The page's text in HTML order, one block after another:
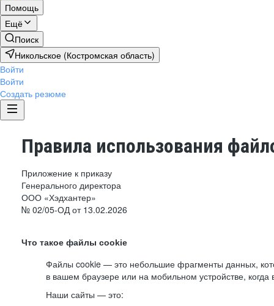
Помощь
Ещё
Поиск
Никольское (Костромская область)
Войти
Войти
Создать резюме
Правила использования
Приложение к приказу
Генерального директора
ООО «Хэдхантер»
№ 02/05-ОД от 13.02.2026
Что такое файлы cookie
Файлы cookie — это небольшие фрагменты данных,
в вашем браузере или на мобильном устройстве,
Наши сайты — это: